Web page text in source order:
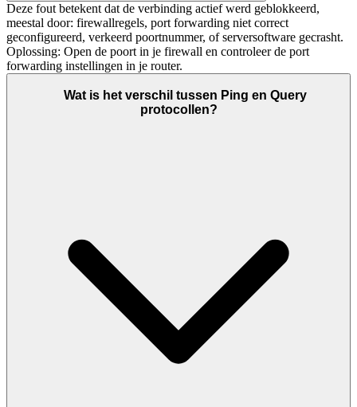
Deze fout betekent dat de verbinding actief werd geblokkeerd,
meestal door: firewallregels, port forwarding niet correct
geconfigureerd, verkeerd poortnummer, of serversoftware gecrasht.
Oplossing: Open de poort in je firewall en controleer de port
forwarding instellingen in je router.
Wat is het verschil tussen Ping en Query
protocollen?